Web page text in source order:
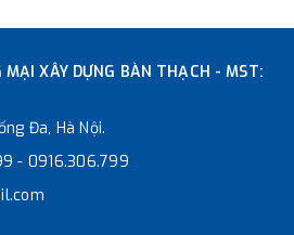
MẠI XÂY DỰNG BÀN THẠCH - MST:
Đa, Hà Nội.
- 0916.306.799